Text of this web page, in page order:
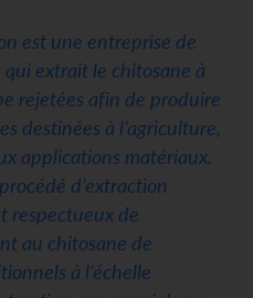
est une entreprise de
extrait le chitosane à
rejetées afin de produire
destinées à l’agriculture,
applications matériaux.
d’extraction
respectueux de
au chitosane de
à l’échelle